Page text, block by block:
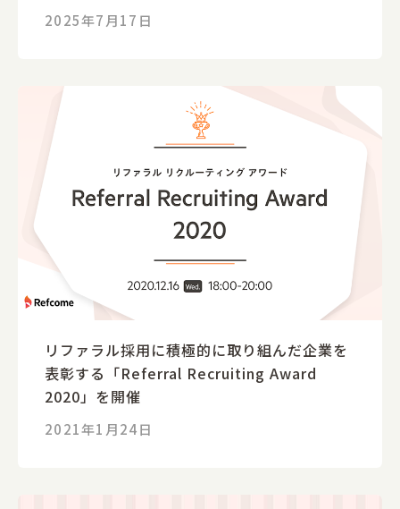
2025年7月17日
リファラル採用に積極的に取り組んだ企業を
表彰する「Referral Recruiting Award
2020」を開催
2021年1月24日